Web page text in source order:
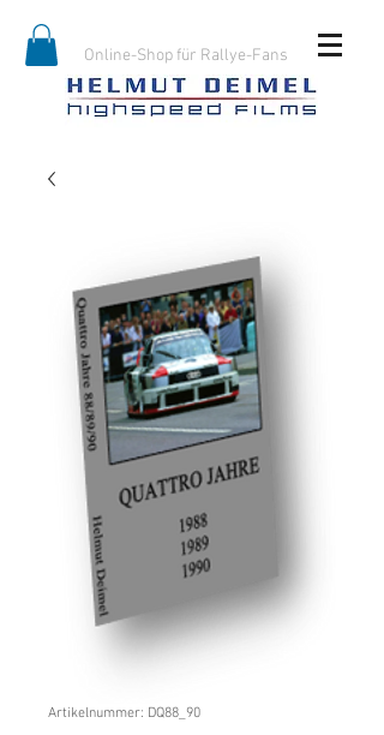
Online-Shop für Rallye-Fans
Artikelnummer: DQ88_90